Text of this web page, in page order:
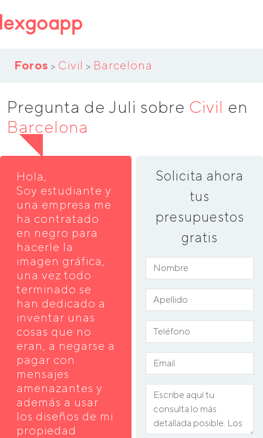
Foros > Civil > Barcelona
Pregunta de Juli sobre Civil en
Barcelona
Hola,
Soy estudiante y
una empresa me
ha contratado
en negro para
hacerle la
imagen gráfica,
una vez todo
terminado se
han dedicado a
inventar unas
cosas que no
eran, a negarse a
pagar con
mensajes
amenazantes y
además a usar
los diseños de mi
propiedad
Solicita ahora
tus
presupuestos
gratis